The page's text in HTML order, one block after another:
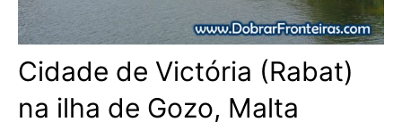
Cidade de Victória (Rabat)
na ilha de Gozo, Malta